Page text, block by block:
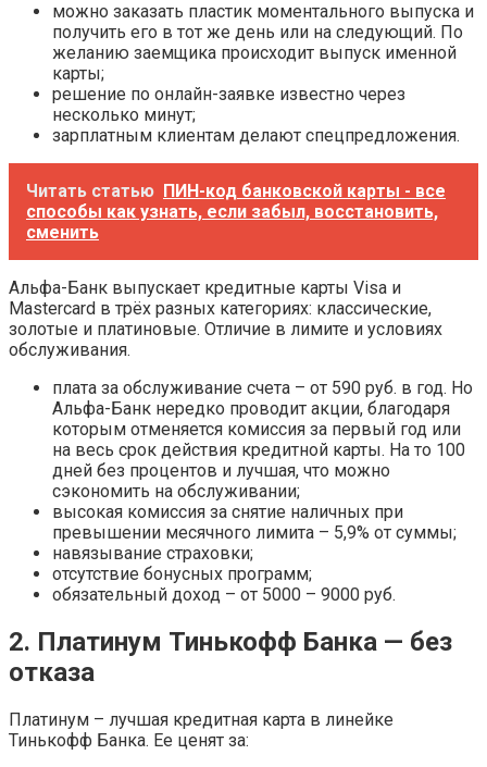
можно заказать пластик моментального выпуска и
получить его в тот же день или на следующий. По
желанию заемщика происходит выпуск именной
карты;
решение по онлайн-заявке известно через
несколько минут;
зарплатным клиентам делают спецпредложения.
Читать статью ПИН-код банковской карты - все
способы как узнать, если забыл, восстановить,
сменить
Альфа-Банк выпускает кредитные карты Visa и
Mastercard в трёх разных категориях: классические,
золотые и платиновые. Отличие в лимите и условиях
обслуживания.
плата за обслуживание счета – от 590 руб. в год. Но
Альфа-Банк нередко проводит акции, благодаря
которым отменяется комиссия за первый год или
на весь срок действия кредитной карты. На то 100
дней без процентов и лучшая, что можно
сэкономить на обслуживании;
высокая комиссия за снятие наличных при
превышении месячного лимита – 5,9% от суммы;
навязывание страховки;
отсутствие бонусных программ;
обязательный доход – от 5000 – 9000 руб.
2. Платинум Тинькофф Банка — без
отказа
Платинум – лучшая кредитная карта в линейке
Тинькофф Банка. Ее ценят за: